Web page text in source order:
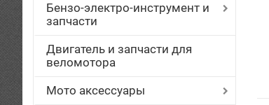
Бензо-электро-инструмент и
запчасти
Двигатель и запчасти для
веломотора
Мото аксессуары